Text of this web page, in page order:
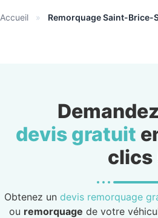
Accueil » Remorquage Saint-Brice-
devis gratuit
clics
Obtenez un devis remorquage
ou remorquage de votre